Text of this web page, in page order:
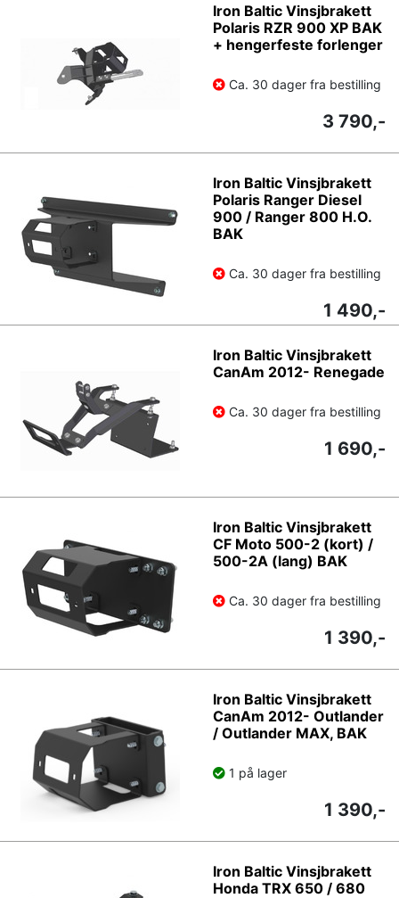
Iron Baltic Vinsjbrakett
Polaris RZR 900 XP BAK
+ hengerfeste forlenger
Ca. 30 dager fra bestilling
3 790,-
Iron Baltic Vinsjbrakett
Polaris Ranger Diesel
900 / Ranger 800 H.O.
BAK
Ca. 30 dager fra bestilling
1 490,-
Iron Baltic Vinsjbrakett
CanAm 2012- Renegade
Ca. 30 dager fra bestilling
1 690,-
Iron Baltic Vinsjbrakett
CF Moto 500-2 (kort) /
500-2A (lang) BAK
Ca. 30 dager fra bestilling
1 390,-
Iron Baltic Vinsjbrakett
CanAm 2012- Outlander
/ Outlander MAX, BAK
1 på lager
1 390,-
Iron Baltic Vinsjbrakett
Honda TRX 650 / 680